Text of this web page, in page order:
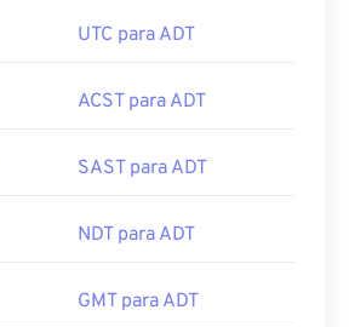
UTC para ADT
ACST para ADT
SAST para ADT
NDT para ADT
GMT para ADT